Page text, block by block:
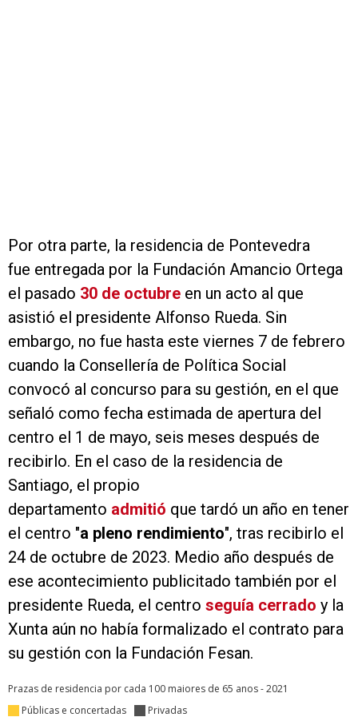
Por otra parte, la residencia de Pontevedra
fue entregada por la Fundación Amancio Ortega
el pasado 30 de octubre en un acto al que
asistió el presidente Alfonso Rueda. Sin
embargo, no fue hasta este viernes 7 de febrero
cuando la Consellería de Política Social
convocó al concurso para su gestión, en el que
señaló como fecha estimada de apertura del
centro el 1 de mayo, seis meses después de
recibirlo. En el caso de la residencia de
Santiago, el propio
departamento admitió que tardó un año en tener
el centro "a pleno rendimiento", tras recibirlo el
24 de octubre de 2023. Medio año después de
ese acontecimiento publicitado también por el
presidente Rueda, el centro seguía cerrado y la
Xunta aún no había formalizado el contrato para
su gestión con la Fundación Fesan.